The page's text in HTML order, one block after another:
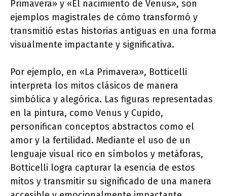
Primavera» y «El nacimiento de Venus», son
ejemplos magistrales de cómo transformó y
transmitió estas historias antiguas en una forma
visualmente impactante y significativa.
Por ejemplo, en «La Primavera», Botticelli
interpreta los mitos clásicos de manera
simbólica y alegórica. Las figuras representadas
en la pintura, como Venus y Cupido,
personifican conceptos abstractos como el
amor y la fertilidad. Mediante el uso de un
lenguaje visual rico en símbolos y metáforas,
Botticelli logra capturar la esencia de estos
mitos y transmitir su significado de una manera